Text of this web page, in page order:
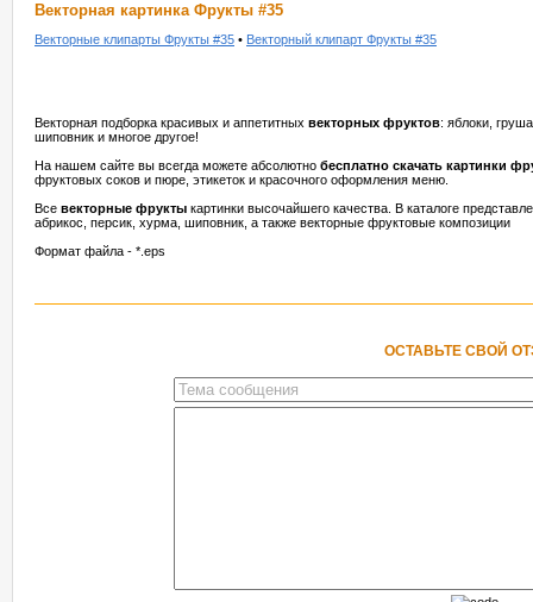
Векторная картинка Фрукты #35
Векторные клипарты Фрукты #35 • Векторный клипарт Фрукты #35
Векторная подборка красивых и аппетитных векторных фруктов: яблоки,
шиповник и многое другое!
На нашем сайте вы всегда можете абсолютно бесплатно скачать картинки
фруктовых соков и пюре, этикеток и красочного оформления меню.
Все векторные фрукты картинки высочайшего качества. В каталоге
абрикос, персик, хурма, шиповник, а также векторные фруктовые композиции
Формат файла - *.eps
ОСТАВЬТЕ СВОЙ